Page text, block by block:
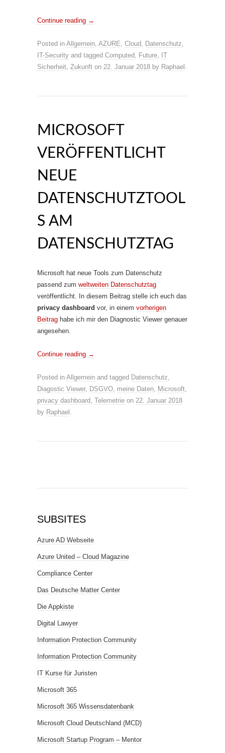
Continue reading →
Posted in Allgemein, AZURE, Cloud, Datenschutz,
IT-Security and tagged Computed, Future, IT
Sicherheit, Zukunft on 22. Januar 2018 by Raphael .
MICROSOFT
VERÖFFENTLICHT
NEUE
DATENSCHUTZTOOL
S AM
DATENSCHUTZTAG
Microsoft hat neue Tools zum Datenschutz
passend zum weltweiten Datenschutztag
veröffentlicht. In diesem Beitrag stelle ich euch das
privacy dashboard vor, in einem vorherigen
Beitrag habe ich mir den Diagnostic Viewer genauer
angesehen.
Continue reading →
Posted in Allgemein and tagged Datenschutz,
Diagostic Viewer, DSGVO, meine Daten, Microsoft,
privacy dashboard, Telemetrie on 22. Januar 2018
by Raphael .
SUBSITES
Azure AD Webseite
Azure United – Cloud Magazine
Compliance Center
Das Deutsche Matter Center
Die Appkiste
Digital Lawyer
Information Protection Community
Information Protection Community
IT Kurse für Juristen
Microsoft 365
Microsoft 365 Wissensdatenbank
Microsoft Cloud Deutschland (MCD)
Microsoft Startup Program – Mentor